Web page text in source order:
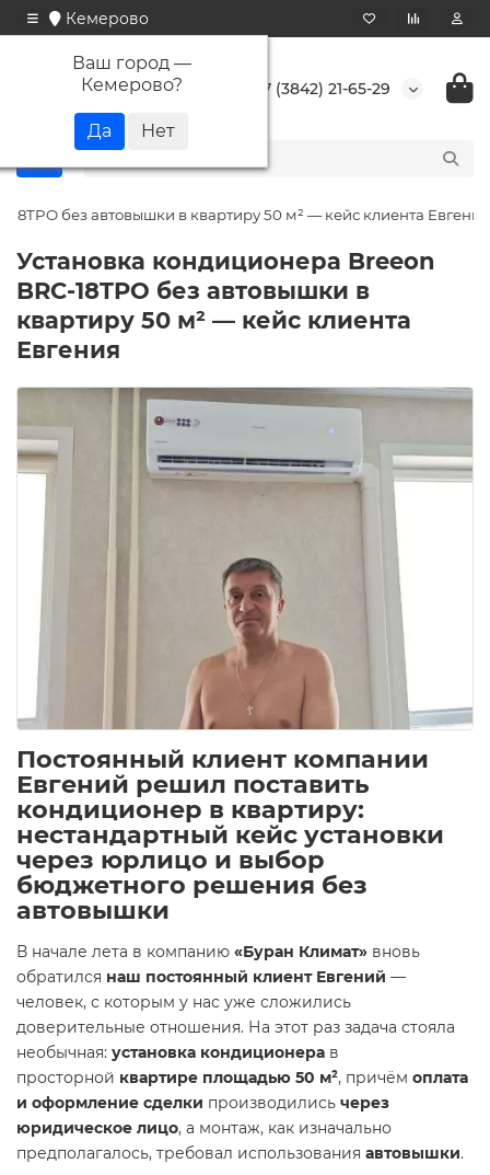
Кемерово
Ваш город —
Кемерово? +7 (3842) 21-65-29
без автовышки в квартиру 50 м² — кейс клиента Евгения
Установка кондиционера Breeon
BRC-18TPO без автовышки в
квартиру 50 м² — кейс клиента
Евгения
Постоянный клиент компании
Евгений решил поставить
кондиционер в квартиру:
нестандартный кейс установки
через юрлицо и выбор
бюджетного решения без
автовышки
В начале лета в компанию «Буран Климат» вновь
обратился наш постоянный клиент Евгений —
человек, с которым у нас уже сложились
доверительные отношения. На этот раз задача стояла
необычная: установка кондиционера в
просторной квартире площадью 50 м², причём оплата
и оформление сделки производились через
юридическое лицо, а монтаж, как изначально
предполагалось, требовал использования автовышки.